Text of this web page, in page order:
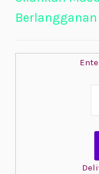
Berlangganan